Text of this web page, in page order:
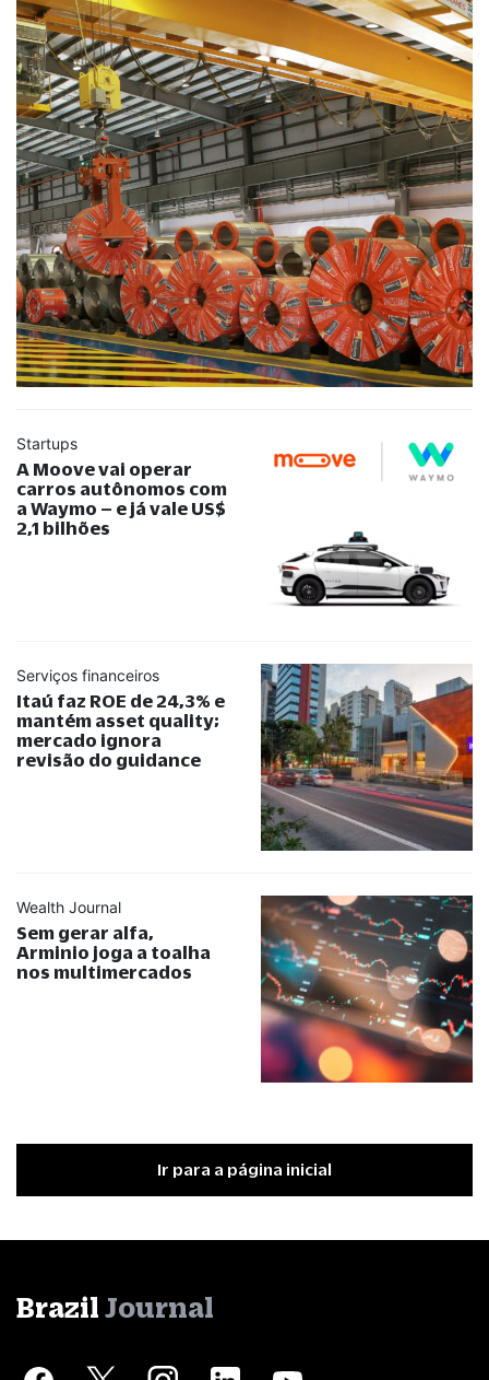
Startups
A Moove vai operar
carros autônomos com
a Waymo – e já vale US$
2,1 bilhões
Serviços financeiros
Itaú faz ROE de 24,3% e
mantém asset quality;
mercado ignora
revisão do guidance
Wealth Journal
Sem gerar alfa,
Arminio joga a toalha
nos multimercados
Ir para a página inicial
Brazil Journal